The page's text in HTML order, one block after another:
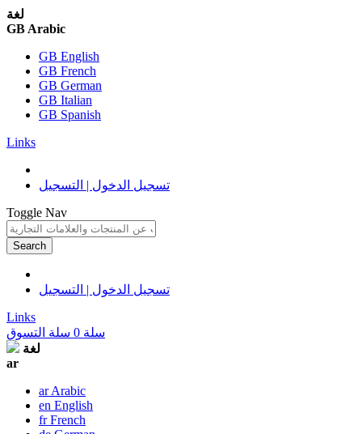
لغة
GB Arabic
GB English
GB French
GB German
GB Italian
GB Spanish
Links
تسجيل الدخول | التسجيل
Toggle Nav
Search
تسجيل الدخول | التسجيل
Links
سلة 0 سلة التسوق
لغة
ar
ar Arabic
en English
fr French